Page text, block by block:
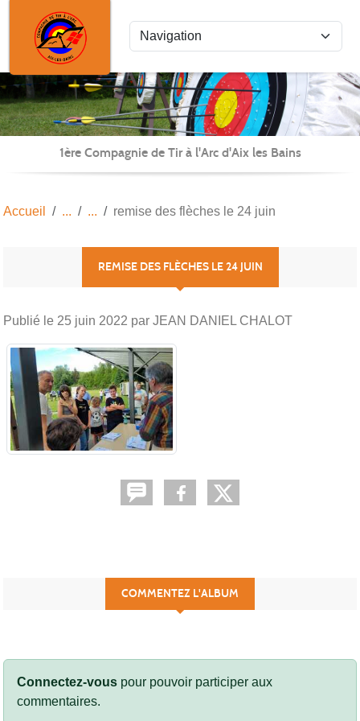
1ère Compagnie de Tir à l'Arc d'Aix les Bains
Accueil remise des flèches le 24 juin
REMISE DES FLÈCHES LE 24 JUIN
Publié le 25 juin 2022 par JEAN DANIEL CHALOT
COMMENTEZ L'ALBUM
Connectez-vous pour pouvoir participer aux
commentaires.
Panneau de gestion des cookies